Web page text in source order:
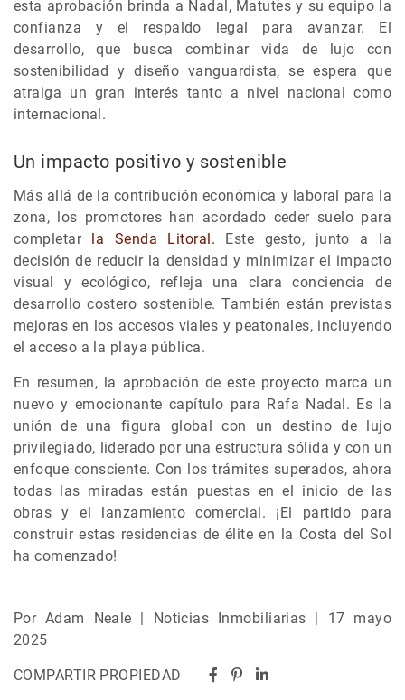
esta aprobación brinda a Nadal, Matutes y su equipo la
confianza y el respaldo legal para avanzar. El
desarrollo, que busca combinar vida de lujo con
sostenibilidad y diseño vanguardista, se espera que
atraiga un gran interés tanto a nivel nacional como
internacional.
Un impacto positivo y sostenible
Más allá de la contribución económica y laboral para la
zona, los promotores han acordado ceder suelo para
completar la Senda Litoral. Este gesto, junto a la
decisión de reducir la densidad y minimizar el impacto
visual y ecológico, refleja una clara conciencia de
desarrollo costero sostenible. También están previstas
mejoras en los accesos viales y peatonales, incluyendo
el acceso a la playa pública.
En resumen, la aprobación de este proyecto marca un
nuevo y emocionante capítulo para Rafa Nadal. Es la
unión de una figura global con un destino de lujo
privilegiado, liderado por una estructura sólida y con un
enfoque consciente. Con los trámites superados, ahora
todas las miradas están puestas en el inicio de las
obras y el lanzamiento comercial. ¡El partido para
construir estas residencias de élite en la Costa del Sol
ha comenzado!
Por Adam Neale | Noticias Inmobiliarias | 17 mayo
2025
COMPARTIR PROPIEDAD